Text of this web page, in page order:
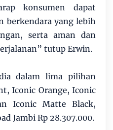
konsumen dapat
berkendara yang lebih
serta aman dan
tutup Erwin.
dalam lima pilihan
Iconic Orange, Iconic
Iconic Matte Black,
Jambi Rp 28.307.000.